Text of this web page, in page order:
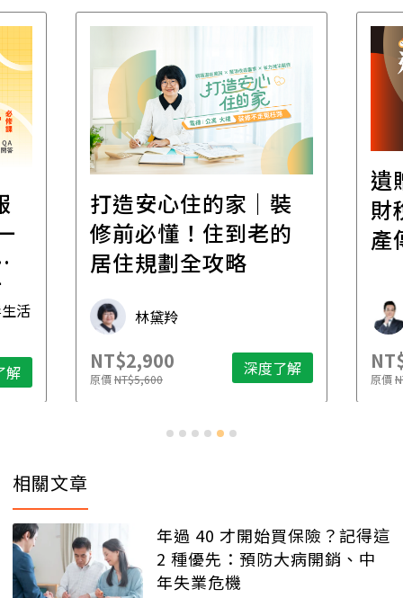
活
解
打造安心住的家｜裝
修前必懂！住到老的
居住規劃全攻略
林黛羚
NT$2,900
原價NT$5,600 深度了解
遺
財
產
原價
相關文章
年過 40 才開始買保險？記得這
2 種優先：預防大病開銷、中
年失業危機